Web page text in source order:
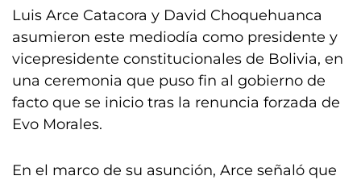
Luis Arce Catacora y David Choquehuanca
asumieron este mediodía como presidente y
vicepresidente constitucionales de Bolivia, en
una ceremonia que puso fin al gobierno de
facto que se inicio tras la renuncia forzada de
Evo Morales.
En el marco de su asunción, Arce señaló que